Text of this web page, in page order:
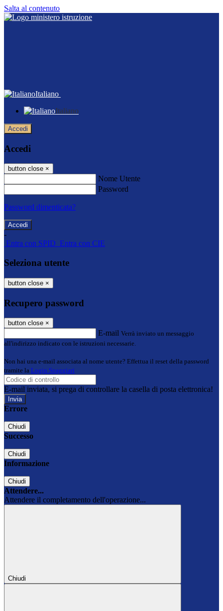
Salta al contenuto
Italiano
Italiano
Accedi
Accedi
button close ×
Nome Utente
Password
Password dimenticata?
-
Entra con SPID Entra con CIE
Seleziona utente
button close ×
Recupero password
button close ×
E-mail Verrà inviato un messaggio
all'indirizzo indicato con le istruzioni necessarie.
Non hai una e-mail associata al nome utente? Effettua il reset della password
tramite la Login Spaggiari
E-mail inviata, si prega di controllare la casella di posta elettronica!
Errore
Chiudi
Successo
Chiudi
Informazione
Chiudi
Attendere...
Attendere il completamento dell'operazione...
Chiudi